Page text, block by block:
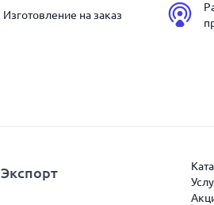
Изготовление на заказ
Экспорт